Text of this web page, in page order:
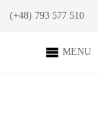
(+48) 793 577 510
MENU